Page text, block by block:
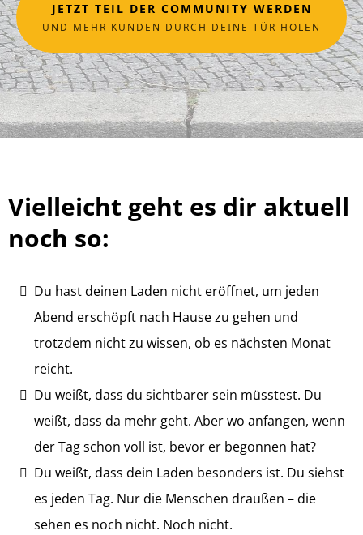
JETZT TEIL DER COMMUNITY WERDEN
UND MEHR KUNDEN DURCH DEINE TÜR HOLEN
Vielleicht geht es dir aktuell
noch so:
Du hast deinen Laden nicht eröffnet, um jeden
Abend erschöpft nach Hause zu gehen und
trotzdem nicht zu wissen, ob es nächsten Monat
reicht.
Du weißt, dass du sichtbarer sein müsstest. Du
weißt, dass da mehr geht. Aber wo anfangen, wenn
der Tag schon voll ist, bevor er begonnen hat?
Du weißt, dass dein Laden besonders ist. Du siehst
es jeden Tag. Nur die Menschen draußen – die
sehen es noch nicht. Noch nicht.